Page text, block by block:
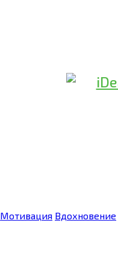
Мотивация Вдохновение